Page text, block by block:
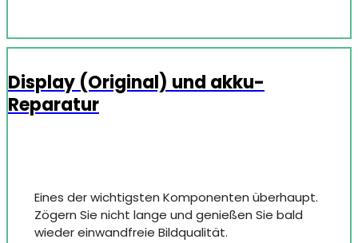
Display (Original) und akku-
Reparatur
Eines der wichtigsten Komponenten überhaupt.
Zögern Sie nicht lange und genießen Sie bald
wieder einwandfreie Bildqualität.